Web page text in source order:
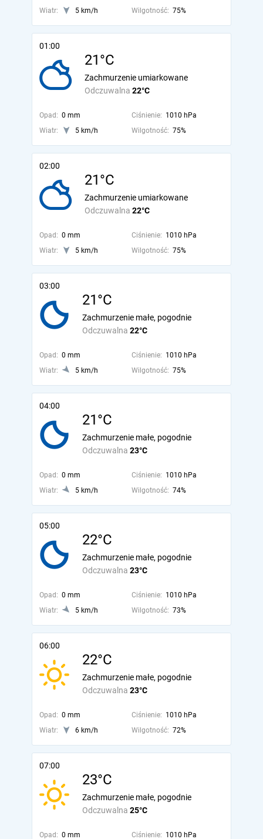
Wiatr:
5 km/h Wilgotność: 75%
01:00
21°C
Odczuwalna 22°C
Zachmurzenie umiarkowane
Opad: 0 mm Ciśnienie: 1010 hPa
Wiatr:
5 km/h Wilgotność: 75%
02:00
21°C
Odczuwalna 22°C
Zachmurzenie umiarkowane
Opad: 0 mm Ciśnienie: 1010 hPa
Wiatr:
5 km/h Wilgotność: 75%
03:00
21°C
Odczuwalna 22°C
Zachmurzenie małe, pogodnie
Opad: 0 mm Ciśnienie: 1010 hPa
Wiatr:
5 km/h Wilgotność: 75%
04:00
21°C
Odczuwalna 23°C
Zachmurzenie małe, pogodnie
Opad: 0 mm Ciśnienie: 1010 hPa
Wiatr:
5 km/h Wilgotność: 74%
05:00
22°C
Odczuwalna 23°C
Zachmurzenie małe, pogodnie
Opad: 0 mm Ciśnienie: 1010 hPa
Wiatr:
5 km/h Wilgotność: 73%
06:00
22°C
Odczuwalna 23°C
Zachmurzenie małe, pogodnie
Opad: 0 mm Ciśnienie: 1010 hPa
Wiatr:
6 km/h Wilgotność: 72%
07:00
23°C
Odczuwalna 25°C
Zachmurzenie małe, pogodnie
Opad: 0 mm Ciśnienie: 1010 hPa